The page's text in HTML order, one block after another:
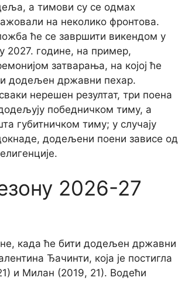
а тимови су се одмах
на неколико фронтова.
ће се завршити викендом у
2027. године, на пример,
затварања, на којој ће
додељен државни пехар.
нерешен резултат, три поена
победничком тиму, а
губитничком тиму; у случају
додељени поени зависе од
2026-27
када ће бити додељен државни
Ђачинти, која је постигла
и Милан (2019, 21). Водећи